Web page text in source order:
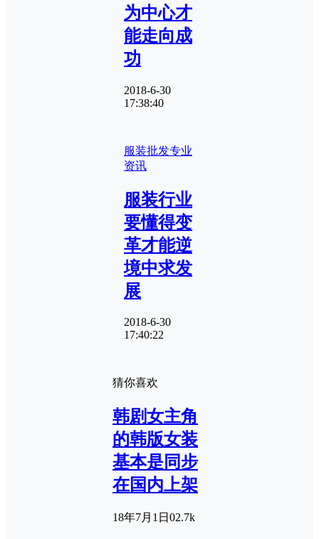
为中心才
能走向成
功
2018-6-30
17:38:40
服装批发专业
资讯
服装行业
要懂得变
革才能逆
境中求发
展
2018-6-30
17:40:22
猜你喜欢
韩剧女主角
的韩版女装
基本是同步
在国内上架
18年7月1日 02.7k